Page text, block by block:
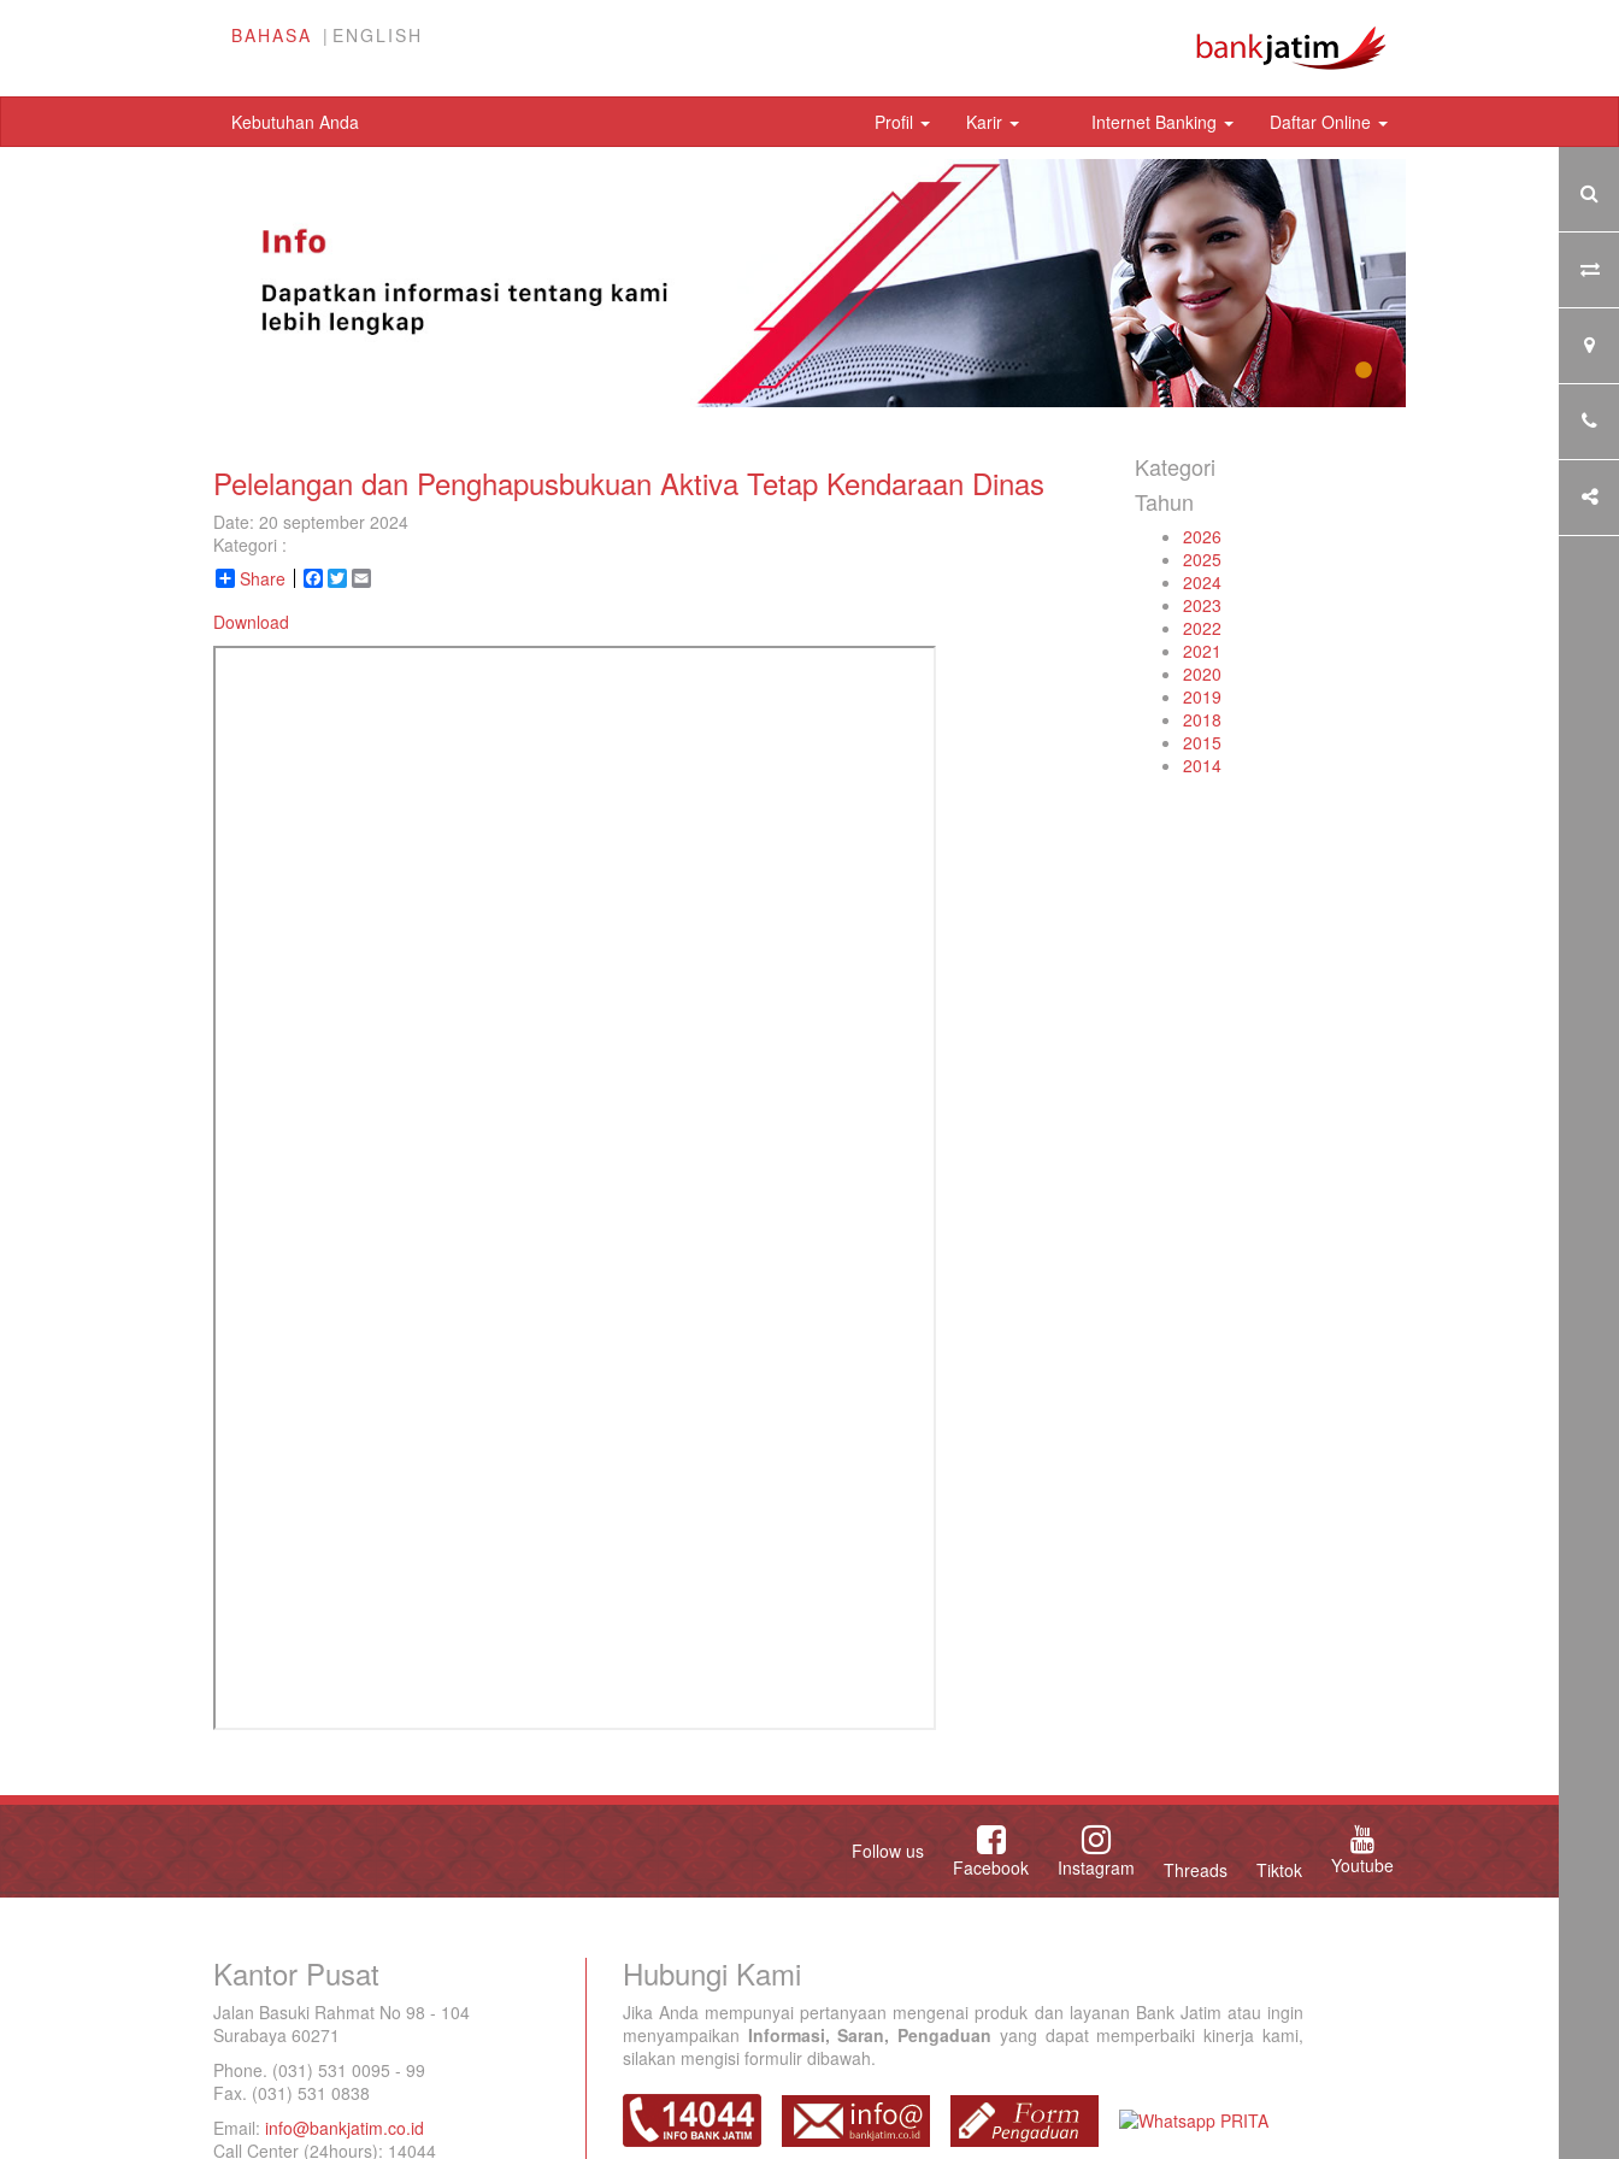
BAHASA ENGLISH
Kebutuhan Anda Profil Karir Internet Banking Daftar Online
Pelelangan dan Penghapusbukuan Aktiva Tetap Kendaraan Dinas
Date: 20 september 2024
Kategori :
Share
Facebook
Twitter
Download
Kategori
Tahun
2026
2025
2024
2023
2022
2021
2020
2019
2018
2015
2014
Follow us
Facebook Instagram Threads Tiktok Youtube
Kantor Pusat
Jalan Basuki Rahmat No 98 - 104
Surabaya 60271
Phone. (031) 531 0095 - 99
Fax. (031) 531 0838
Email: info@bankjatim.co.id
Call Center (24hours): 14044
Hubungi Kami
Jika Anda mempunyai pertanyaan mengenai produk dan layanan Bank Jatim atau ingin
menyampaikan Informasi, Saran, Pengaduan yang dapat memperbaiki kinerja kami,
silakan mengisi formulir dibawah.